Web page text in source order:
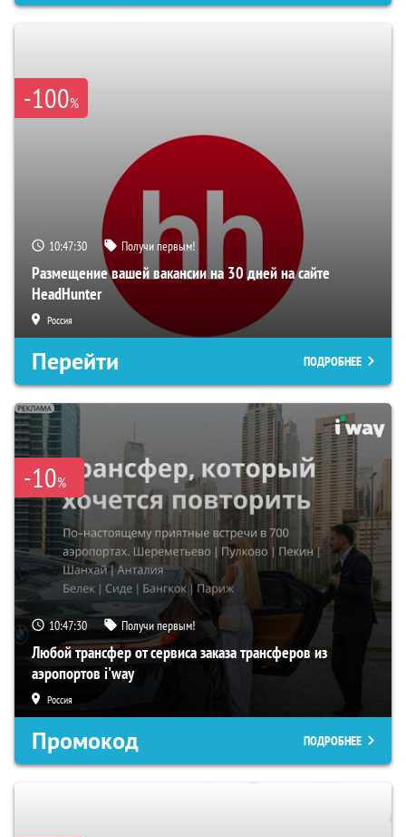
-100%
10:47:29 Получи первым!
Размещение вашей вакансии на 30 дней на сайте
HeadHunter
Россия
Перейти ПОДРОБНЕЕ
-10%
10:47:29 Получи первым!
Любой трансфер от сервиса заказа трансферов из
аэропортов i'way
Россия
Промокод ПОДРОБНЕЕ